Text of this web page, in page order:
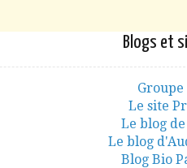
Blogs et
Le site
Le blog
Le blog
Blog Bio